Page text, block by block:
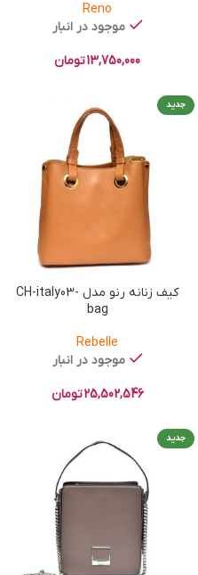
Reno
موجود در انبار
13,750,000تومان
جدید
کیف زنانه رنو مدل CH-italy03-
bag
Rebelle
موجود در انبار
25,502,546تومان
جدید